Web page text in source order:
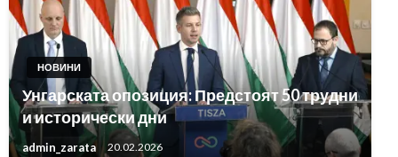
НОВИНИ
Унгарската опозиция: Предстоят 50 трудни
и исторически дни
admin_zarata 20.02.2026